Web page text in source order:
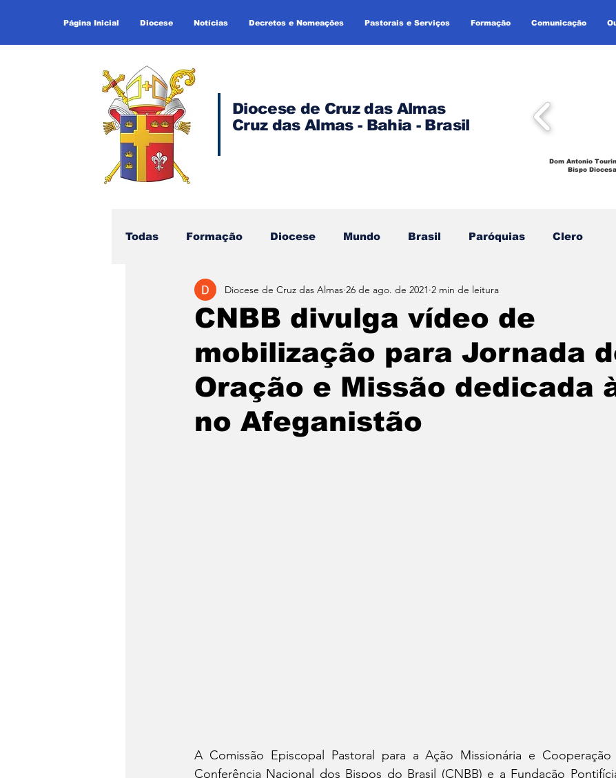
Página Inicial Diocese Notícias Decretos e Nomeações Pastorais e Serviços Formação Comunicação
Diocese de Cruz das Almas
Cruz das Almas - Bahia - Brasil
Dom Antonio
Bispo
Todas Formação Diocese Mundo Brasil Paróquias Clero
CNBB divulga vídeo de
mobilização para Jornada
Oração e Missão dedicada
no Afeganistão
Diocese de Cruz das Almas 26 de ago. de 2021 2 min de leitura
A Comissão Episcopal Pastoral para a Ação Missionária e Cooperação
Conferência Nacional dos Bispos do Brasil (CNBB) e a Fundação